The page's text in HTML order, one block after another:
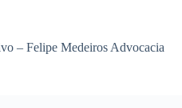
– Felipe Medeiros Advocacia